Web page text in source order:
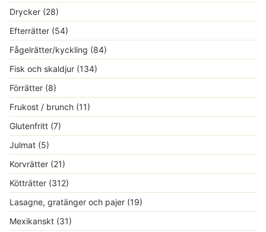
Drycker (28)
Efterrätter (54)
Fågelrätter/kyckling (84)
Fisk och skaldjur (134)
Förrätter (8)
Frukost / brunch (11)
Glutenfritt (7)
Julmat (5)
Korvrätter (21)
Kötträtter (312)
Lasagne, gratänger och pajer (19)
Mexikanskt (31)